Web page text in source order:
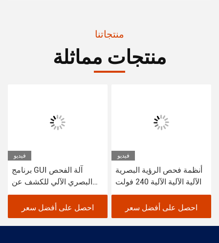
منتجاتنا
منتجات مماثلة
فيديو
برنامج GUI آلة الفحص
البصري الآلي للكشف عن
عيوب PCB
احصل على أفضل سعر
فيديو
أنظمة فحص الرؤية البصرية
الآلية الآلية الآلية 240 فولت
احصل على أفضل سعر